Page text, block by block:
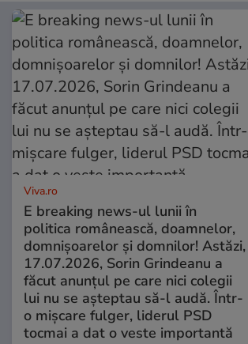
Viva.ro
E breaking news-ul lunii în
politica românească, doamnelor,
domnișoarelor și domnilor! Astăzi,
17.07.2026, Sorin Grindeanu a
făcut anunțul pe care nici colegii
lui nu se așteptau să-l audă. Într-
o mișcare fulger, liderul PSD
tocmai a dat o veste importantă